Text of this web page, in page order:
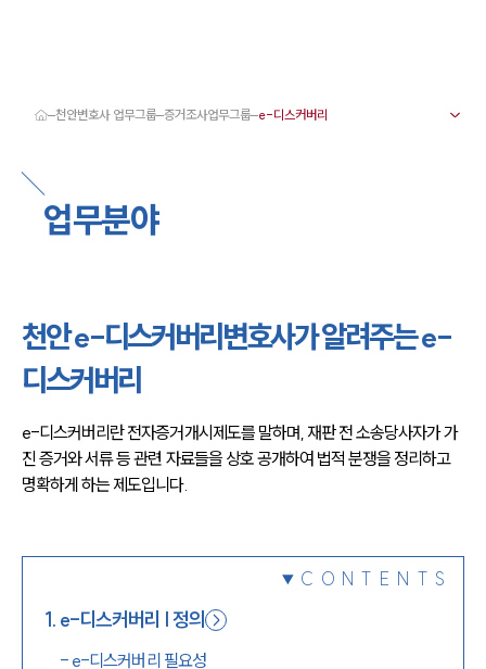
서울·대전·천안변호사
천안형사전문변호사
천안이혼전문변호사
천안학교폭력변호사
천안변호사 주요 업무사례
천안 분사무소 오시는 길
천안변호사상담 상담접수
채용정보
천안변호사 업무그룹 증거조사업무그룹
업무분야
천안 e-디스커버리변호사가 알려주는 e-
디스커버리
e-디스커버리란 전자증거개시제도를 말하며, 재판 전 소송당사자가 가
진 증거와 서류 등 관련 자료들을 상호 공개하여 법적 분쟁을 정리하고
명확하게 하는 제도입니다.
CONTENTS
1. e-디스커버리 | 정의
- e-디스커버리 필요성